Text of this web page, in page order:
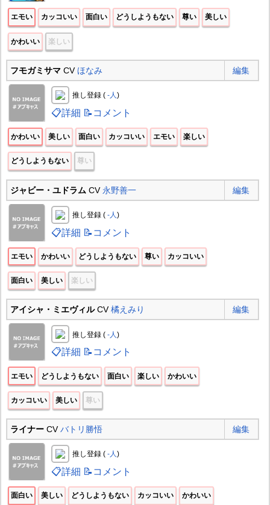
エモい カッコいい 面白い どうしようもない 尊い 美しい
かわいい 楽しい
フモガミサマCVほなみ 編集
推し登録 ( -人)
📋詳細 📝コメント
かわいい 美しい 面白い カッコいい エモい 楽しい
どうしようもない 尊い
ジャビー・ユドラム CV 永野善一 編集
推し登録 ( -人)
📋詳細 📝コメント
エモい かわいい どうしようもない 尊い カッコいい
面白い 美しい 楽しい
アイシャ・ミエヴィルCV橘えみり 編集
推し登録 ( -人 )
📋詳細 📝コメント
エモい どうしようもない 面白い 楽しい かわいい
カッコいい 美しい 尊い
ライナーCVバトリ勝悟 編集
推し登録 ( -人)
📋詳細 📝コメント
面白い 美しい どうしようもない カッコいい かわいい